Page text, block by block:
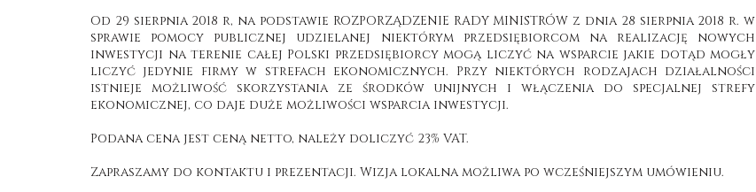
Od 29 sierpnia 2018 r, na podstawie ROZPORZĄDZENIE RADY MINISTRÓW z dnia 28 sierpnia 2018 r. w
sprawie pomocy publicznej udzielanej niektórym przedsiębiorcom na realizację nowych
inwestycji na terenie całej Polski przedsiębiorcy mogą liczyć na wsparcie jakie dotąd mogły
liczyć jedynie firmy w strefach ekonomicznych. Przy niektórych rodzajach działalności
istnieje możliwość skorzystania ze środków unijnych i włączenia do specjalnej strefy
ekonomicznej, co daje duże możliwości wsparcia inwestycji.
Podana cena jest ceną netto, należy doliczyć 23% VAT.
Zapraszamy do kontaktu i prezentacji. Wizja lokalna możliwa po wcześniejszym umówieniu.